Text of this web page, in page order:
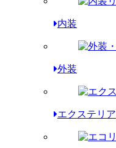
内装
外装
エクステリア